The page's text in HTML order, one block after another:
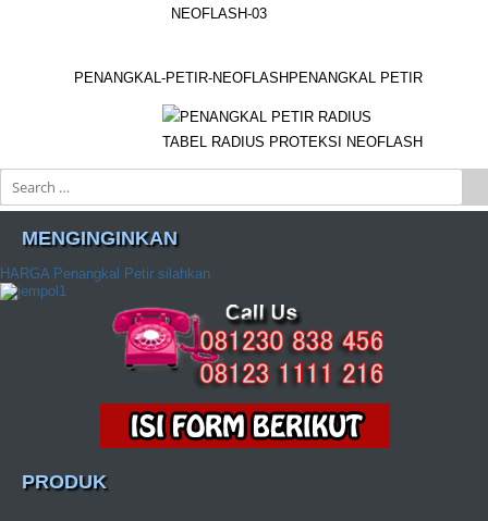
NEOFLASH-03
PENANGKAL PETIR
PENANGKAL-PETIR-NEOFLASH
TABEL RADIUS PROTEKSI NEOFLASH
Search
MENGINGINKAN
HARGA Penangkal Petir silahkan
PRODUK